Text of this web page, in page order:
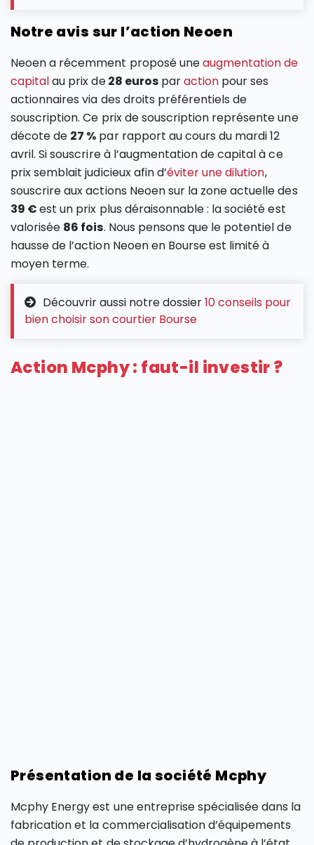
Notre avis sur l’action Neoen
Neoen a récemment proposé uneaugmentation de
capitalau prix de28 eurosparaction pour ses
actionnaires via des droits préférentiels de
souscription. Ce prix de souscription représente une
décote de 27 % par rapport au cours du mardi 12
avril. Si souscrire à l’augmentation de capital à ce
prix semblait judicieux afin d’éviter une dilution,
souscrire aux actions Neoen sur la zone actuelle des
39 €est un prix plus déraisonnable : la société est
valorisée 86 fois. Nous pensons que le potentiel de
hausse de l’action Neoen en Bourse est limité à
moyen terme.
Découvrir aussi notre dossier10 conseils pour
bien choisir son courtier Bourse
Action Mcphy : faut-il investir ?
Présentation de la société Mcphy
Mcphy Energy est une entreprise spécialisée dans la
fabrication et la commercialisation d’équipements